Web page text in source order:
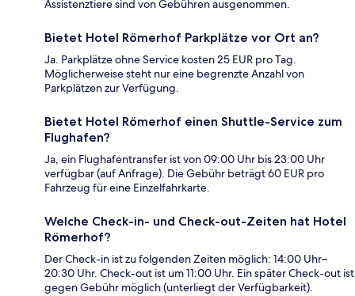
Assistenztiere sind von Gebühren ausgenommen.
Bietet Hotel Römerhof Parkplätze vor Ort an?
Ja. Parkplätze ohne Service kosten 25 EUR pro Tag.
Möglicherweise steht nur eine begrenzte Anzahl von
Parkplätzen zur Verfügung.
Bietet Hotel Römerhof einen Shuttle-Service zum
Flughafen?
Ja, ein Flughafentransfer ist von 09:00 Uhr bis 23:00 Uhr
verfügbar (auf Anfrage). Die Gebühr beträgt 60 EUR pro
Fahrzeug für eine Einzelfahrkarte.
Welche Check-in- und Check-out-Zeiten hat Hotel
Römerhof?
Der Check-in ist zu folgenden Zeiten möglich: 14:00 Uhr–
20:30 Uhr. Check-out ist um 11:00 Uhr. Ein später Check-out ist
gegen Gebühr möglich (unterliegt der Verfügbarkeit).